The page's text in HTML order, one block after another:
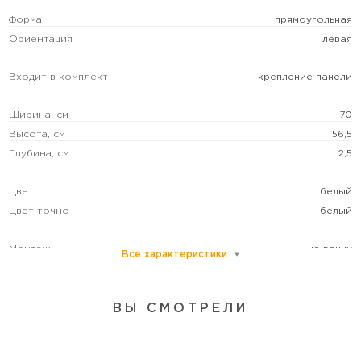
Форма прямоугольная
Ориентация левая
Входит в комплект крепление панели
Ширина, см 70
Высота, см 56,5
Глубина, см 2,5
Цвет белый
Цвет точно белый
Монтаж на ванну
Подходит только для ванн Creto шириной 70 см
Все характеристики
ВЫ СМОТРЕЛИ